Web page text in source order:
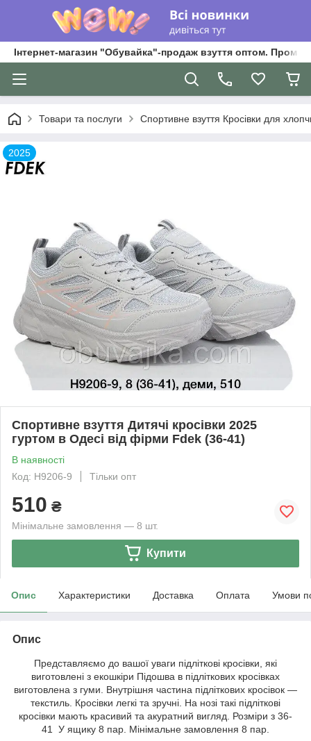
Інтернет-магазин "Обувайка"-продаж взуття оптом.
Товари та послуги Спортивне взуття Кросівки для
2025
Спортивне взуття Дитячі кросівки 2025
гуртом в Одесі від фірми Fdek (36-41)
В наявності
Код: H9206-9
Тільки опт
510 ₴
Мінімальне замовлення — 8 шт.
Купити
Опис Характеристики Доставка Оплата Умови
Опис
Представляємо до вашої уваги підліткові кросівки, які
виготовлені з екошкіри Підошва в підліткових кросівках
виготовлена з гуми. Внутрішня частина підліткових кросівок —
текстиль. Кросівки легкі та зручні. На нозі такі підліткові
кросівки мають красивий та акуратний вигляд. Розміри з 36-
41 У ящику 8 пар. Мінімальне замовлення 8 пар.